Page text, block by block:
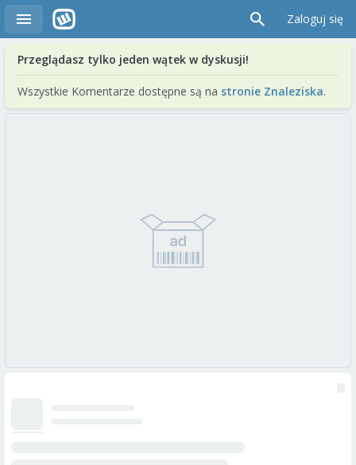
Zaloguj się
Przeglądasz tylko jeden wątek w dyskusji!
Wszystkie Komentarze dostępne są na stronie Znaleziska.